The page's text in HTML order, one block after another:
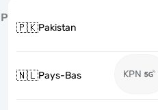
P
🇵🇰Pakistan
🇳🇱Pays-Bas KPN